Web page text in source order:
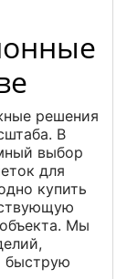
решения
В
выбор
для
купить
Мы
быструю